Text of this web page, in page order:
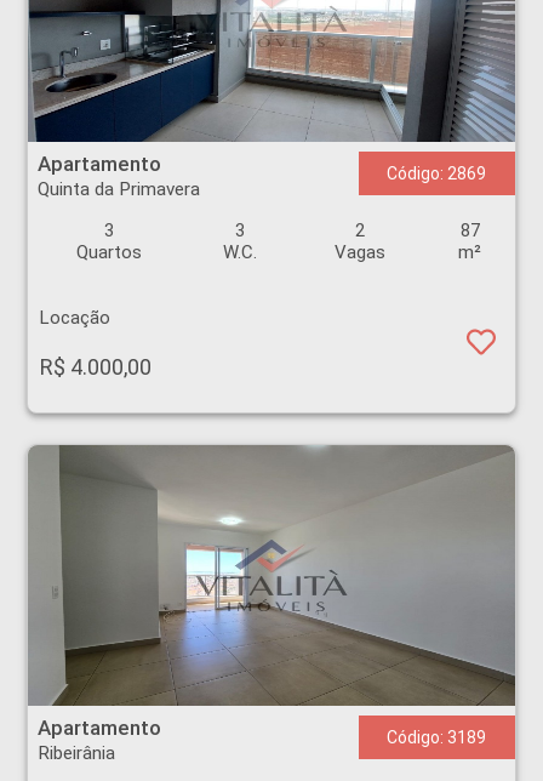
Apartamento - Quinta da Primavera - Ribeirão Preto
Apartamento
Quinta da Primavera
Código: 2869
3
Quartos
3
W.C.
2
Vagas
87
m²
Locação
R$ 4.000,00
Apartamento - Ribeirânia - Ribeirão Preto
Apartamento
Ribeirânia
Código: 3189